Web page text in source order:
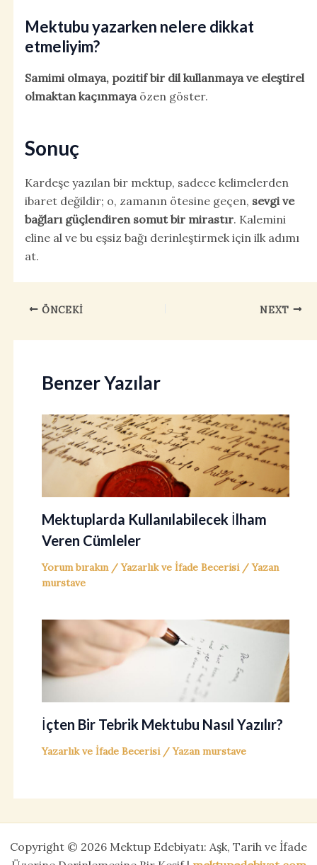
Mektubu yazarken nelere dikkat
etmeliyim?
Samimi olmaya, pozitif bir dil kullanmaya ve eleştirel
olmaktan kaçınmayaözen göster.
Sonuç
Kardeşe yazılan bir mektup, sadece kelimelerden
ibaret değildir; o, zamanın ötesine geçen, sevgi ve
bağları güçlendiren somut bir mirastır. Kalemini
eline al ve bu eşsiz bağı derinleştirmek için ilk adımı
at.
ÖNCEKI NEXT
Benzer Yazılar
Mektuplarda Kullanılabilecek İlham
Veren Cümleler
Yorum bırakın /Yazarlık ve İfade Becerisi/ Yazan
murstave
İçten Bir Tebrik Mektubu Nasıl Yazılır?
Yazarlık ve İfade Becerisi/ Yazan murstave
Copyright © 2026 Mektup Edebiyatı: Aşk, Tarih ve İfade